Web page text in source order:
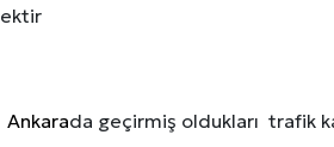
Ankarada geçirmiş oldukları trafik